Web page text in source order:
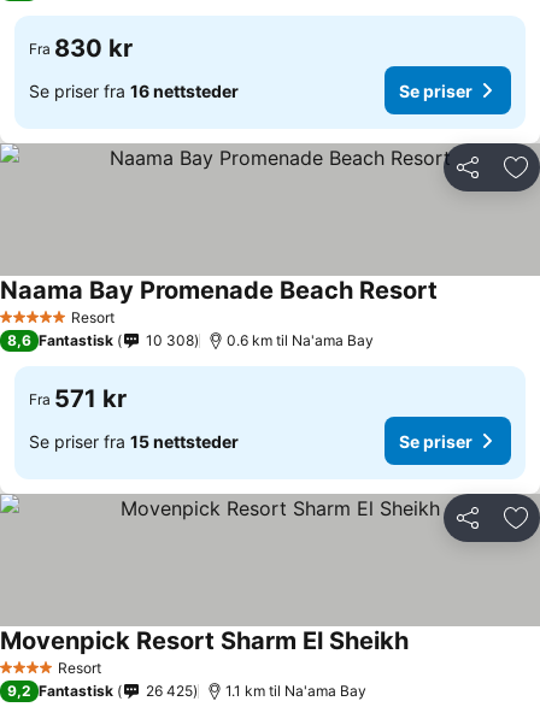
Fra 830 kr
Se priser fra 16 nettsteder Se priser
Del
5 Stjerner Resort
Naama Bay Promenade Beach Resort
8,6 Fantastisk 10 308 0.6 km til Na'ama Bay
Fra 571 kr
Se priser fra 15 nettsteder Se priser
Del
4 StjernerResort
Movenpick Resort Sharm El SheikhSe priser
9,2 Fantastisk 26 425 1.1 km til Na'ama Bay